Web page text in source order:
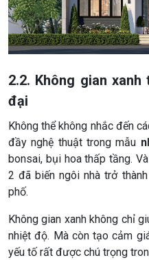
2.2. Không gian
đại
Không thể không nhắc đến
đầy nghệ thuật trong mẫu
bonsai, bụi hoa thấp tầng.
2 đã biến ngôi nhà trở
phố.
Không gian xanh không chỉ
nhiệt độ. Mà còn tạo cảm
yếu tố rất được chú trọng